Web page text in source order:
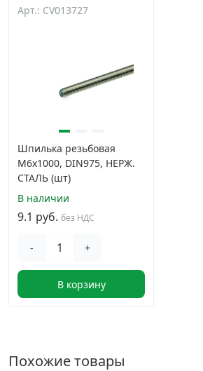
Арт.: CV013727
Шпилька резьбовая
М6х1000, DIN975, НЕРЖ.
СТАЛЬ (шт)
В наличии
9.1 руб. без НДС
- +
В корзину
Похожие товары